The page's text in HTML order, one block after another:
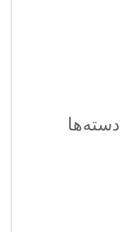
دسته‌ها